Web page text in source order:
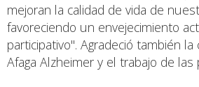
mejoran la calidad de vida de
favoreciendo un envejecimiento
participativo". Agradeció también
Afaga Alzheimer y el trabajo de las